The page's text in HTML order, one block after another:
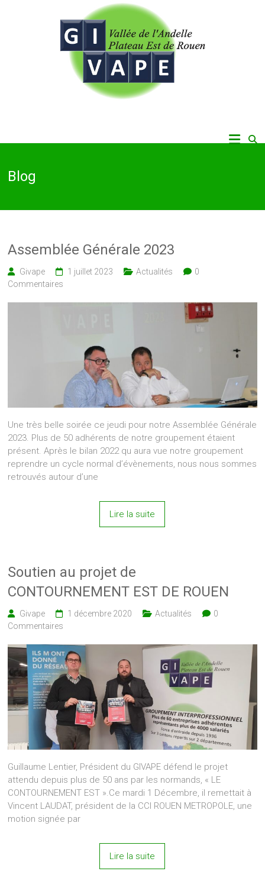
Blog
Assemblée Générale 2023
Givape 1 juillet 2023 Actualités
0
Commentaires
Une très belle soirée ce jeudi pour notre Assemblée Générale
2023. Plus de 50 adhérents de notre groupement étaient
présent. Après le bilan 2022 qu aura vue notre groupement
reprendre un cycle normal d’évènements, nous nous sommes
retrouvés autour d’une
Lire la suite
Soutien au projet de
CONTOURNEMENT EST DE ROUEN
Givape 1 décembre 2020 Actualités
0
Commentaires
Guillaume Lentier, Président du GIVAPE défend le projet
attendu depuis plus de 50 ans par les normands, « LE
CONTOURNEMENT EST ».Ce mardi 1 Décembre, il remettait à
Vincent LAUDAT, président de la CCI ROUEN METROPOLE, une
motion signée par
Lire la suite